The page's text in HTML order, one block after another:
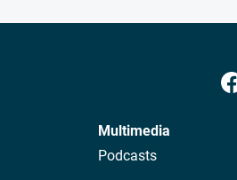
Multimedia
Podcasts